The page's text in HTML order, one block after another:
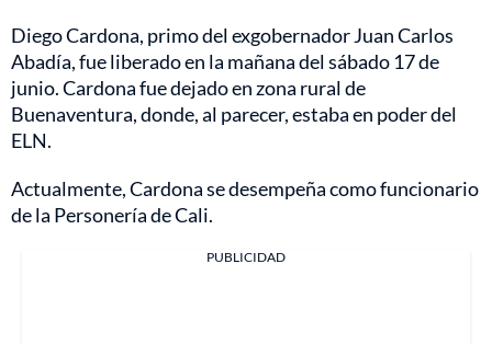
Diego Cardona, primo del exgobernador Juan Carlos
Abadía, fue liberado en la mañana del sábado 17 de
junio. Cardona fue dejado en zona rural de
Buenaventura, donde, al parecer, estaba en poder del
ELN.
Actualmente, Cardona se desempeña como funcionario
de la Personería de Cali.
PUBLICIDAD